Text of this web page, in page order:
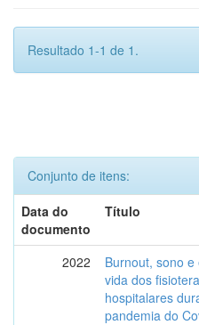
Resultado 1-1 de 1.
Conjunto de itens:
Data do
documento
Título
2022
Burnout, sono e
vida dos
hospitalares
pandemia do